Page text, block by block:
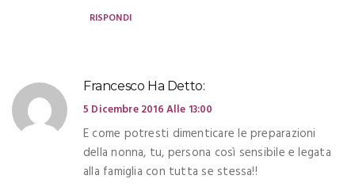
RISPONDI
Francesco Ha Detto:
5 Dicembre 2016 Alle 13:00
E come potresti dimenticare le preparazioni
della nonna, tu, persona così sensibile e legata
alla famiglia con tutta se stessa!!